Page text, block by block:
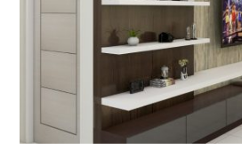
ANDA